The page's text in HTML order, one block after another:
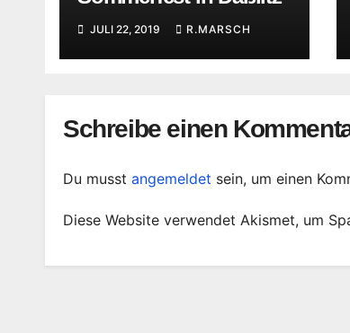
JULI 22, 2019 R.MARSCH
Schreibe einen
Du musst angemeldet sein, um einen
Diese Website verwendet Akismet, um